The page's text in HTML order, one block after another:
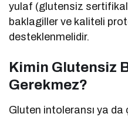
yulaf (glutensiz
baklagiller ve kaliteli
desteklenmelidir.
Kimin Glutensiz
Gerekmez?
Gluten intoleransı ya da